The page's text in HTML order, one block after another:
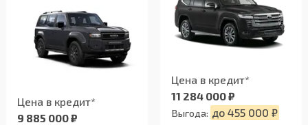
Цена в кредит*
9 885 000 ₽
Цена в кредит*
11 284 000 ₽
Выгода: до 455 000 ₽